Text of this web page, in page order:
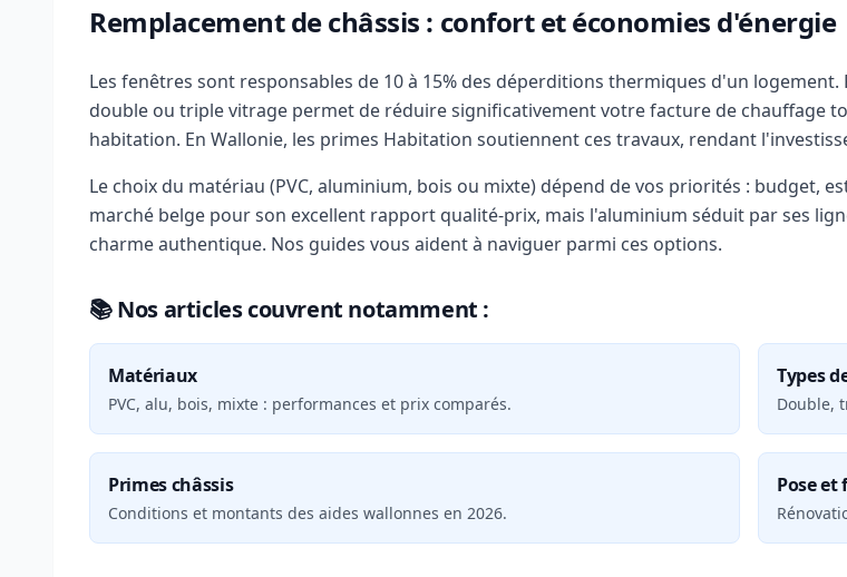
Remplacement de châssis : confort et économies d'énergie
Les fenêtres sont responsables de 10 à 15% des déperditions thermiques d'un
double ou triple vitrage permet de réduire significativement votre facture de chauffage
habitation. En Wallonie, les primes Habitation soutiennent ces travaux, rendant
Le choix du matériau (PVC, aluminium, bois ou mixte) dépend de vos priorités : budget,
marché belge pour son excellent rapport qualité-prix, mais l'aluminium séduit par ses
charme authentique. Nos guides vous aident à naviguer parmi ces options.
📚 Nos articles couvrent notamment :
Matériaux
PVC, alu, bois, mixte : performances et prix comparés.
Types
Double,
Primes châssis
Conditions et montants des aides wallonnes en 2026.
Pose